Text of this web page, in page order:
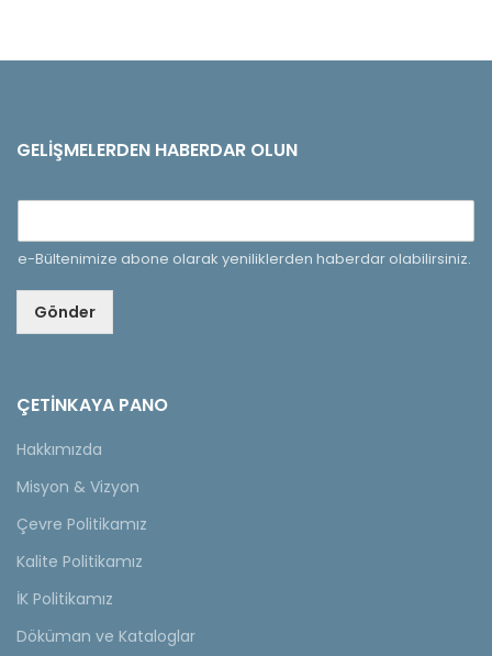
GELIŞMELERDEN HABERDAR OLUN
e-Bültenimize abone olarak yeniliklerden haberdar olabilirsiniz.
Gönder
ÇETINKAYA PANO
Hakkımızda
Misyon & Vizyon
Çevre Politikamız
Kalite Politikamız
İK Politikamız
Döküman ve Kataloglar